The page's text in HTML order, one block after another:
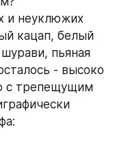
кацап, белый
пьяная
- высоко
с трепещущим